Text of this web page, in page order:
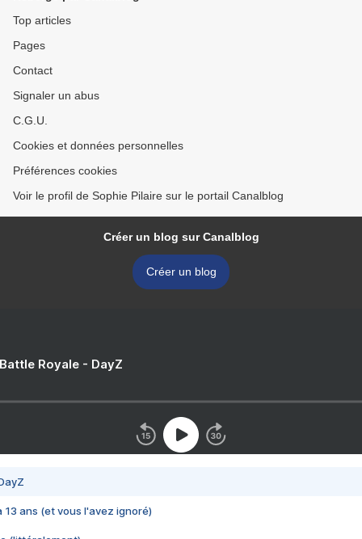
Top articles
Pages
Contact
Signaler un abus
C.G.U.
Cookies et données personnelles
Préférences cookies
Voir le profil de Sophie Pilaire sur le portail Canalblog
Créer un blog sur Canalblog
Créer un blog
Royale - DayZ
13 ans (et vous l'avez ignoré)